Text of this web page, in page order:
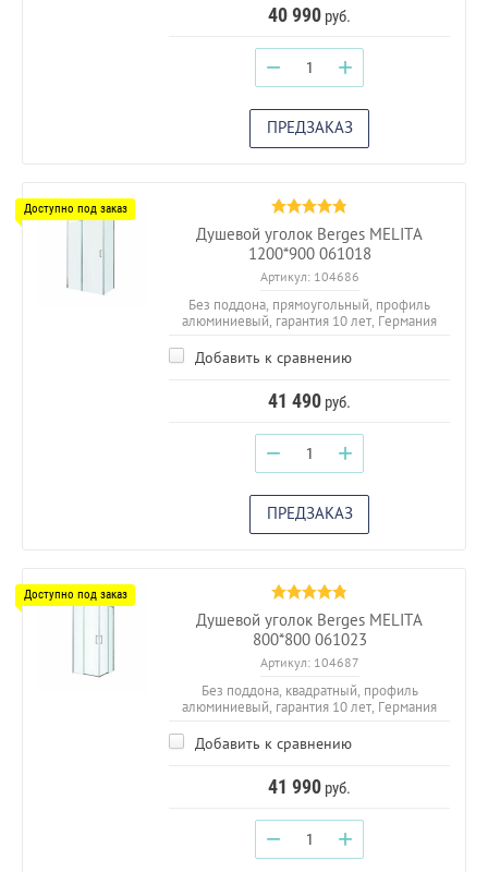
40 990 руб.
− +
ПРЕДЗАКАЗ
Душевой уголок Berges MELITA
1200*900 061018
Артикул:104686
Без поддона, прямоугольный, профиль
алюминиевый, гарантия 10 лет, Германия
Добавить к сравнению
41 490 руб.
− +
ПРЕДЗАКАЗ
Душевой уголок Berges MELITA
800*800 061023
Артикул:104687
Без поддона, квадратный, профиль
алюминиевый, гарантия 10 лет, Германия
Добавить к сравнению
41 990 руб.
− +